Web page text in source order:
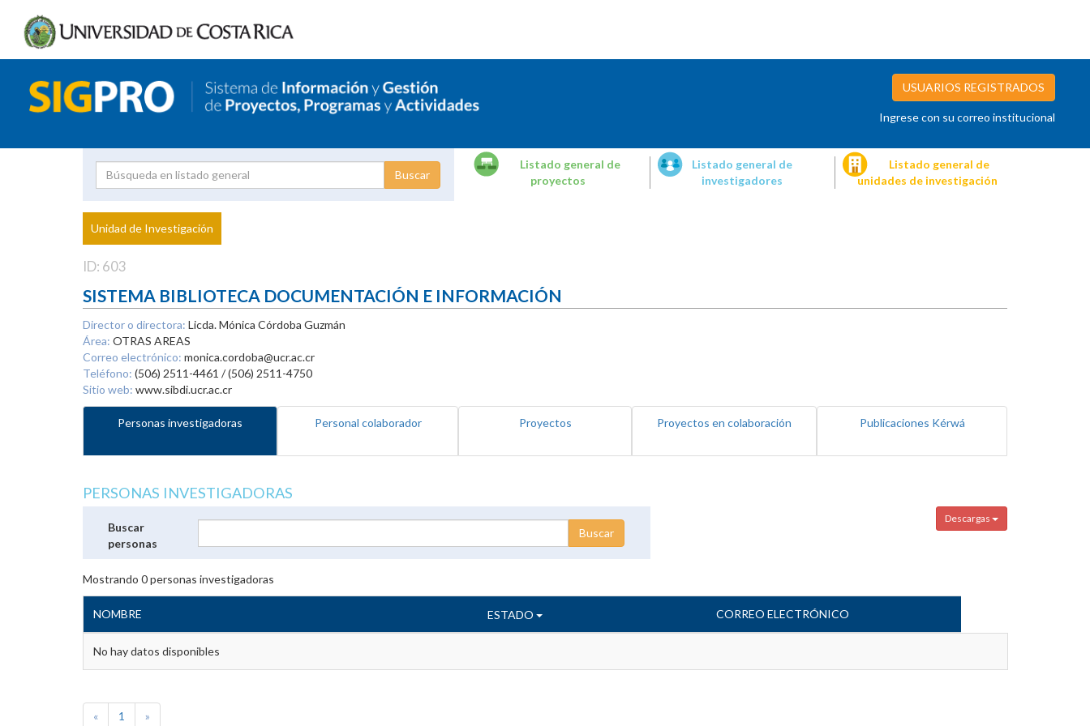
USUARIOS REGISTRADOS
Ingrese con su correo institucional
Proyecto
Investigador
Listado general de
proyectos
Listado general de
investigadores
Listado general de
unidades de investigación
Unidad de Investigación
ID: 603
SISTEMA BIBLIOTECA DOCUMENTACIÓN E INFORMACIÓN
Director o directora: Licda. Mónica Córdoba Guzmán
Área: OTRAS AREAS
Correo electrónico: monica.cordoba@ucr.ac.cr
Teléfono: (506) 2511-4461 / (506) 2511-4750
Sitio web: www.sibdi.ucr.ac.cr
Personas investigadoras Personal colaborador Proyectos Proyectos en colaboración Publicaciones Kérwá
PERSONAS INVESTIGADORAS
Descargas
Buscar
personas
Mostrando 0personas investigadoras
NOMBRE ESTADO CORREO ELECTRÓNICO
No hay datos disponibles
« 1 »